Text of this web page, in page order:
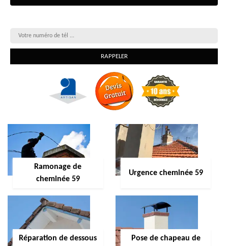
Ramonage de
cheminée 59
Urgence cheminée 59
Réparation de dessous
Pose de chapeau de